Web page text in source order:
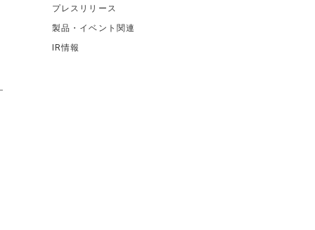
プレスリリース
製品・イベント関連
IR情報